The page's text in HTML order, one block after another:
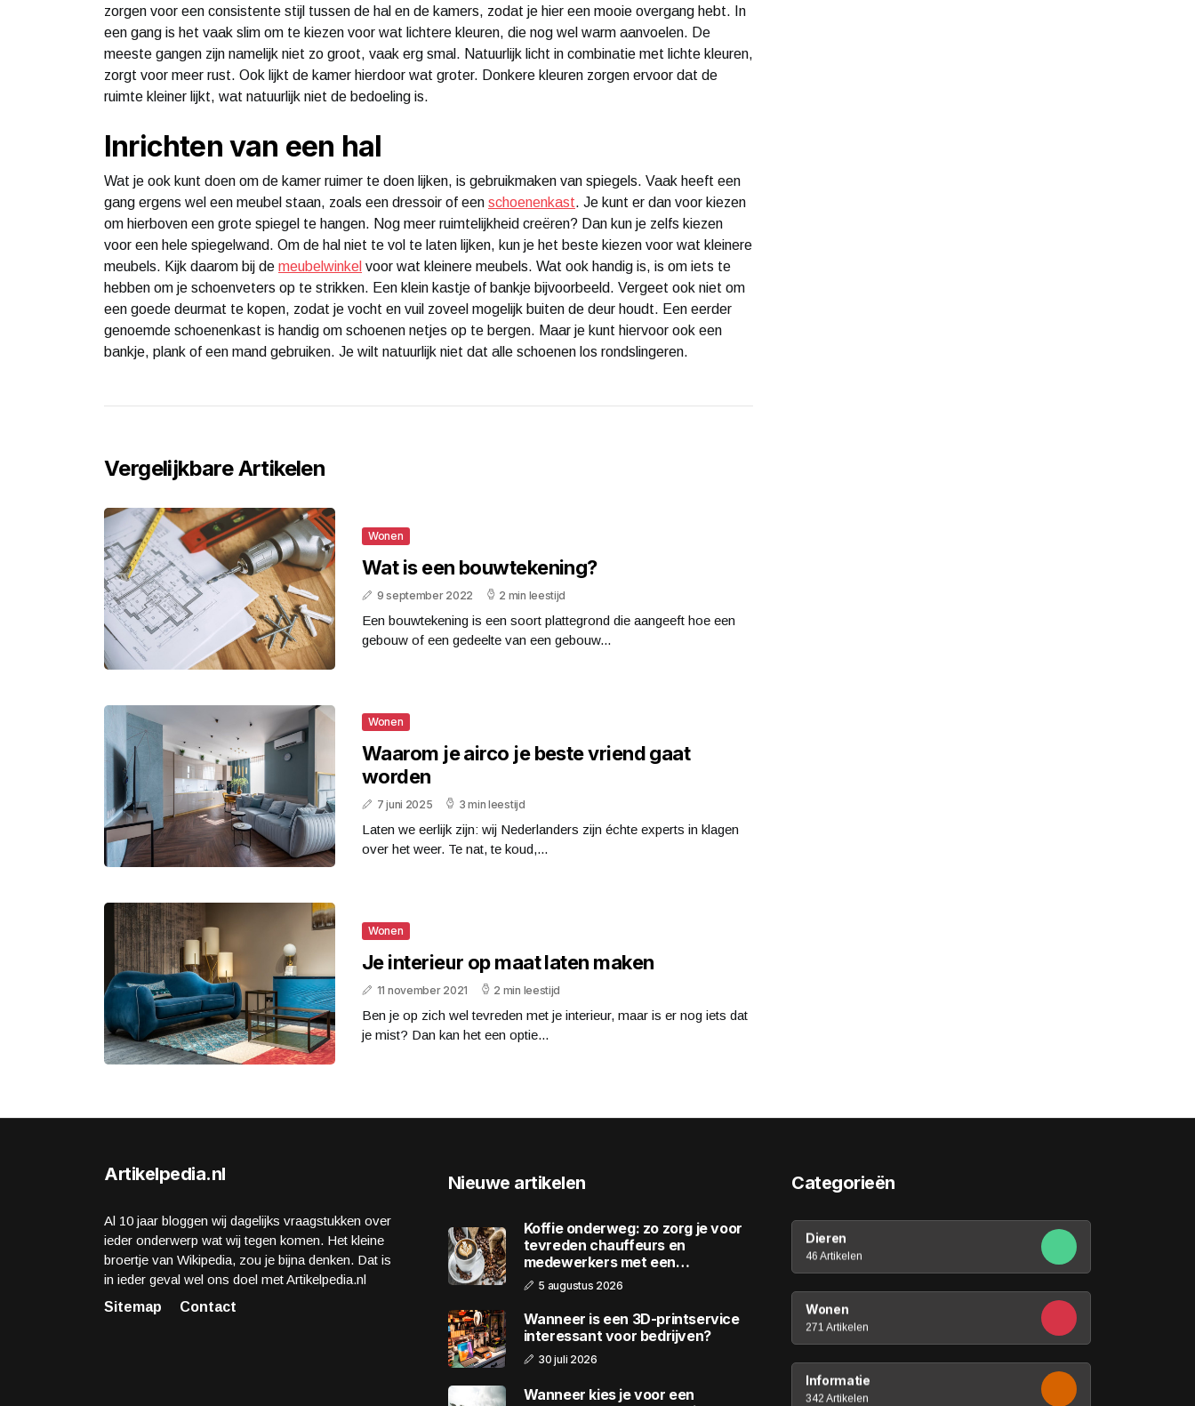
zorgen voor een consistente stijl tussen de hal en de kamers, zodat je hier een mooie overgang hebt. In
een gang is het vaak slim om te kiezen voor wat lichtere kleuren, die nog wel warm aanvoelen. De
meeste gangen zijn namelijk niet zo groot, vaak erg smal. Natuurlijk licht in combinatie met lichte kleuren,
zorgt voor meer rust. Ook lijkt de kamer hierdoor wat groter. Donkere kleuren zorgen ervoor dat de
ruimte kleiner lijkt, wat natuurlijk niet de bedoeling is.
Inrichten van een hal
Wat je ook kunt doen om de kamer ruimer te doen lijken, is gebruikmaken van spiegels. Vaak heeft een
gang ergens wel een meubel staan, zoals een dressoir of een schoenenkast. Je kunt er dan voor kiezen
om hierboven een grote spiegel te hangen. Nog meer ruimtelijkheid creëren? Dan kun je zelfs kiezen
voor een hele spiegelwand. Om de hal niet te vol te laten lijken, kun je het beste kiezen voor wat kleinere
meubels. Kijk daarom bij de meubelwinkel voor wat kleinere meubels. Wat ook handig is, is om iets te
hebben om je schoenveters op te strikken. Een klein kastje of bankje bijvoorbeeld. Vergeet ook niet om
een goede deurmat te kopen, zodat je vocht en vuil zoveel mogelijk buiten de deur houdt. Een eerder
genoemde schoenenkast is handig om schoenen netjes op te bergen. Maar je kunt hiervoor ook een
bankje, plank of een mand gebruiken. Je wilt natuurlijk niet dat alle schoenen los rondslingeren.
Vergelijkbare Artikelen
Wonen
Wat is een bouwtekening?
9 september 2022 2 min leestijd
Een bouwtekening is een soort plattegrond die aangeeft hoe een
gebouw of een gedeelte van een gebouw...
Wonen
Waarom je airco je beste vriend gaat
worden
7 juni 2025 3 min leestijd
Laten we eerlijk zijn: wij Nederlanders zijn échte experts in klagen
over het weer. Te nat, te koud,...
Wonen
Je interieur op maat laten maken
11 november 2021 2 min leestijd
Ben je op zich wel tevreden met je interieur, maar is er nog iets dat
je mist? Dan kan het een optie...
Artikelpedia.nl
Al 10 jaar bloggen wij dagelijks vraagstukken over
ieder onderwerp wat wij tegen komen. Het kleine
broertje van Wikipedia, zou je bijna denken. Dat is
in ieder geval wel ons doel met Artikelpedia.nl
Sitemap
Contact
Nieuwe artikelen
Koffie onderweg: zo zorg je voor
tevreden chauffeurs en
medewerkers met een
wagenpark
5 augustus 2026
Wanneer is een 3D-printservice
interessant voor bedrijven?
30 juli 2026
Wanneer kies je voor een
Categorieën
Dieren
46 Artikelen
Wonen
271 Artikelen
Informatie
342 Artikelen